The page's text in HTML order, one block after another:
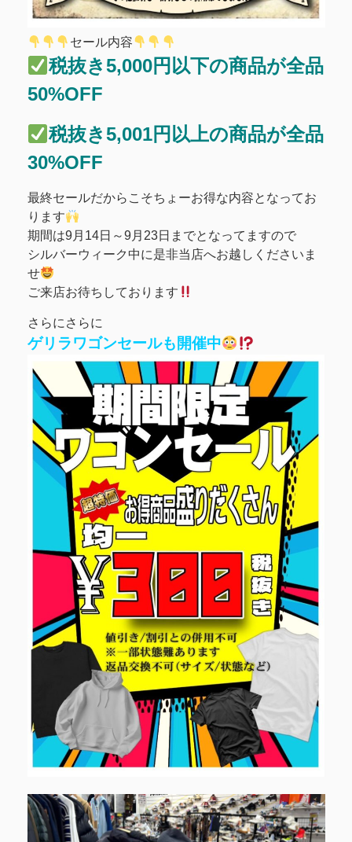
セール内容
税抜き5,000円以下の商品が全品
50%OFF
税抜き5,001円以上の商品が全品
30%OFF
最終セールだからこそちょーお得な内容となってお
ります
期間は9月14日～9月23日までとなってますので
シルバーウィーク中に是非当店へお越しくださいま
せ
ご来店お待ちしております
さらにさらに
ゲリラワゴンセールも開催中